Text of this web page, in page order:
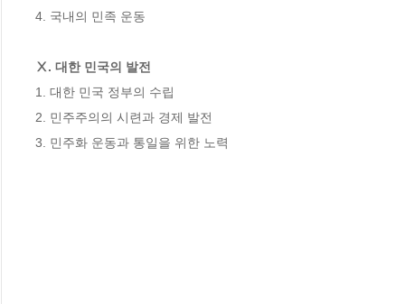
4. 국내의 민족 운동
Ⅹ. 대한 민국의 발전
1. 대한 민국 정부의 수립
2. 민주주의의 시련과 경제 발전
3. 민주화 운동과 통일을 위한 노력